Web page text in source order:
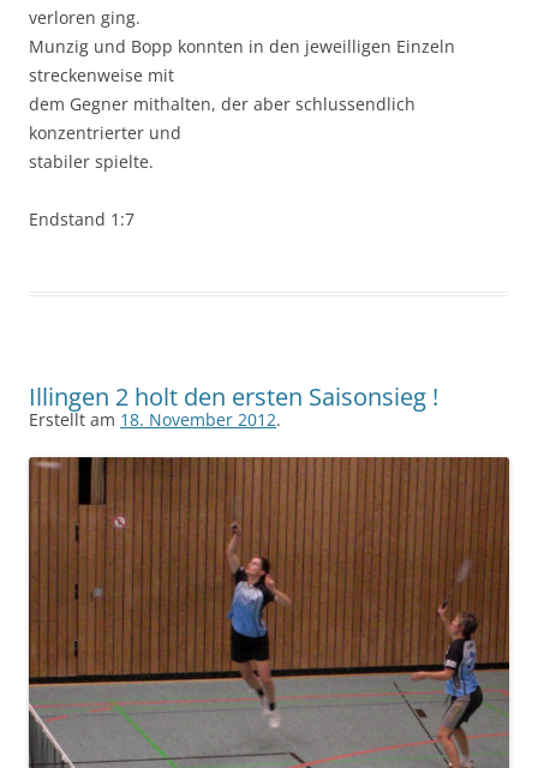
verloren ging.
Munzig und Bopp konnten in den jeweilligen Einzeln
streckenweise mit
dem Gegner mithalten, der aber schlussendlich
konzentrierter und
stabiler spielte.
Endstand 1:7
Illingen 2 holt den ersten Saisonsieg !
Erstellt am 18. November 2012.